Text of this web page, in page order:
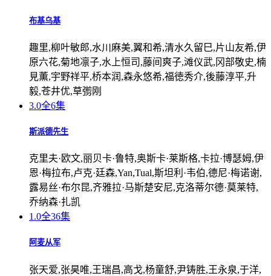
布基乌基
趣里,柳叶敏郎,水川麻美,翼和希,清水久留巳,片山友希,伊
原六花,菊地凛子,水上恒司,藤间爽子,滩仪武,冈部敬史,楠
見薫,宇野祥平,桥本润,森永悠希,福徳秀介,後藤淳平,升
毅,苍井优,草彅刚
3.0全6集
斯派德先生
克里夫·欧文,丽贝卡·鲁特,奥斯卡·莱斯格,卡拉·博瑟姆,伊
恩·梅拉布,卢克·廷森,Yan,Tual,斯坦利·韦伯,德尼·梅诺谢,
露易丝·布尔昆,齐雅拉·马斯楚安尼,克洛蒂尔德·莫莱特,
乔纳森·扎凯
1.0全36集
阿麦从军
张天爱,张昊唯,王瑞昌,高戈,杨童舒,尹铸胜,王永泉,于洋,